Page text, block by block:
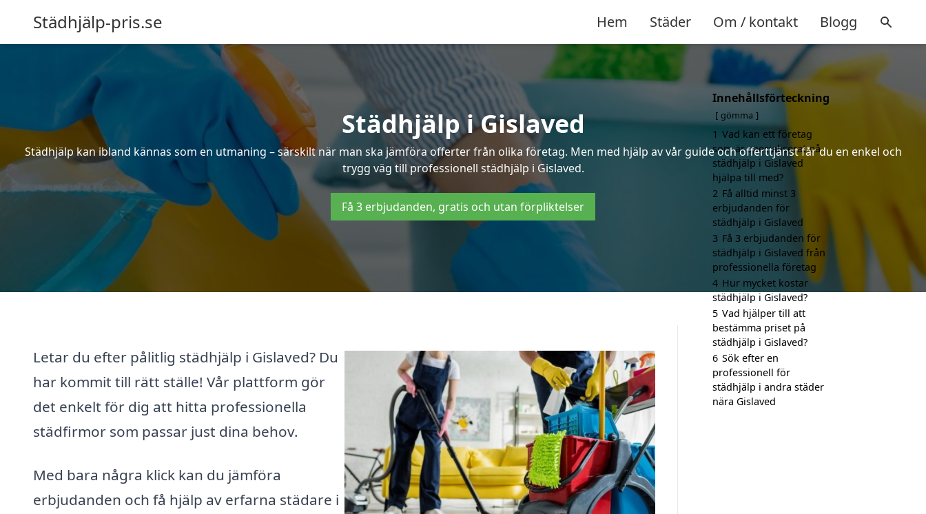
Städhjälp-pris.se Hem Städer Om / kontakt Blogg
Städhjälp i Gislaved
Städhjälp kan ibland kännas som en utmaning – särskilt när man ska jämföra offerter från olika företag. Men med hjälp av vår guide och offerttjänst får du en enkel och
trygg väg till professionell städhjälp i Gislaved.
Få 3 erbjudanden, gratis och utan förpliktelser
Letar du efter pålitlig städhjälp i Gislaved? Du
har kommit till rätt ställe! Vår plattform gör
det enkelt för dig att hitta professionella
städfirmor som passar just dina behov.
Med bara några klick kan du jämföra
erbjudanden och få hjälp av erfarna städare i
Innehållsförteckning
gömma
1 Vad kan ett företag
som är specialiserat på
städhjälp i Gislaved
hjälpa till med?
2 Få alltid minst 3
erbjudanden för
städhjälp i Gislaved
3 Få 3 erbjudanden för
städhjälp i Gislaved från
professionella företag
4 Hur mycket kostar
städhjälp i Gislaved?
5 Vad hjälper till att
bestämma priset på
städhjälp i Gislaved?
6 Sök efter en
professionell för
städhjälp i andra städer
nära Gislaved